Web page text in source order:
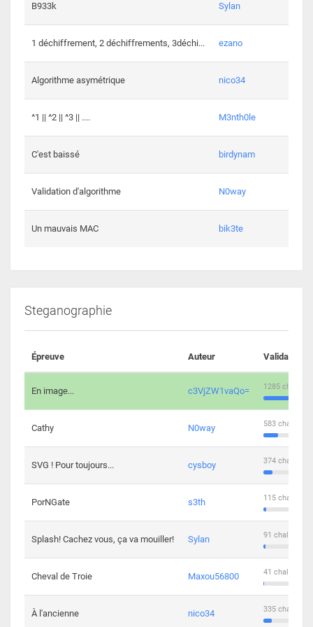
B933k Sylan
1 déchiffrement, 2 déchiffrements, 3déchi... ezano
Algorithme asymétrique nico34
^1 || ^2 || ^3 || .... M3nth0le
C'est baissé birdynam
Validation d'algorithme N0way
Un mauvais MAC bik3te
Steganographie
Épreuve Auteur Validations
En image... c3VjZW1vaQo= 1285
Cathy N0way 583
SVG ! Pour toujours... cysboy 374
PorNGate s3th 115
Splash! Cachez vous, ça va mouiller! Sylan 91
Cheval de Troie Maxou56800 41
À l'ancienne nico34 335